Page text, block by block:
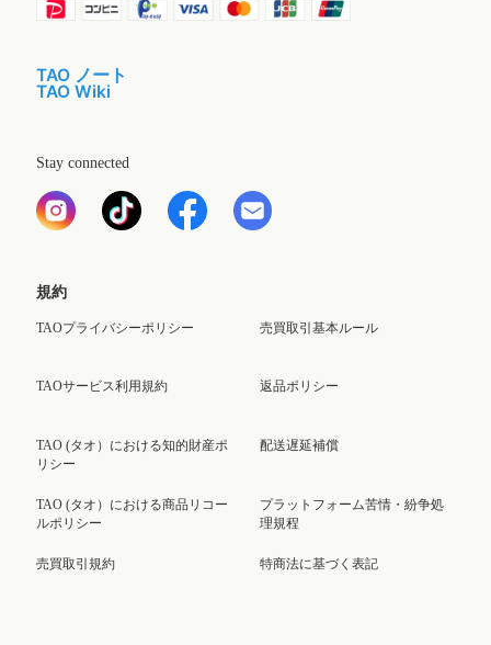
TAO ノート
TAO Wiki
Stay connected
規約
TAOプライバシーポリシー
TAOサービス利用規約
TAO (タオ）における知的財産ポ
リシー
TAO (タオ）における商品リコー
ルポリシー
売買取引規約
売買取引基本ルール
返品ポリシー
配送遅延補償
プラットフォーム苦情・紛争処
理規程
特商法に基づく表記